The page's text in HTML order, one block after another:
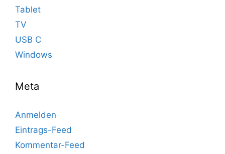
Tablet
TV
USB C
Windows
Meta
Anmelden
Eintrags-Feed
Kommentar-Feed